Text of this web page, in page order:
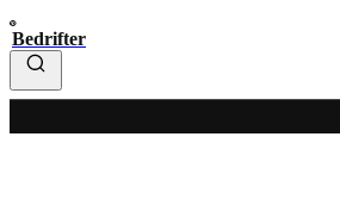
Bedrifter